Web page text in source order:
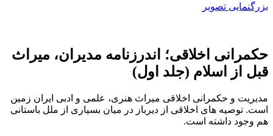
بزرگنمایی تصویر
حکمرانی اخلاقی؛ اندرزنامه مدیران، میراث
قبل از اسلام (جلد اول)
مدیریت و حکمرانی اخلاقی میراث هنری، علمی و ادبی ایران زمین
است. توصیه های اخلاقی از دیرباز در میان بسیاری از ملل باستانی
هم وجود داشته است.